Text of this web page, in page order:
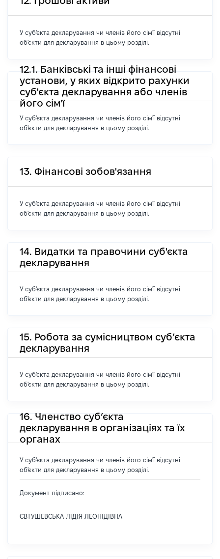
У суб'єкта декларування чи членів його сім'ї відсутні
об'єкти для декларування в цьому розділі.
12.1. Банківські та інші фінансові
установи, у яких відкрито рахунки
суб'єкта декларування або членів
його сім'ї
У суб'єкта декларування чи членів його сім'ї відсутні
об'єкти для декларування в цьому розділі.
13. Фінансові зобов'язання
У суб'єкта декларування чи членів його сім'ї відсутні
об'єкти для декларування в цьому розділі.
14. Видатки та правочини суб'єкта
декларування
У суб'єкта декларування чи членів його сім'ї відсутні
об'єкти для декларування в цьому розділі.
15. Робота за сумісництвом суб’єкта
декларування
У суб'єкта декларування чи членів його сім'ї відсутні
об'єкти для декларування в цьому розділі.
16. Членство суб’єкта
декларування в організаціях та їх
органах
У суб'єкта декларування чи членів його сім'ї відсутні
об'єкти для декларування в цьому розділі.
Документ підписано:
ЄВТУШЕВСЬКА ЛІДІЯ ЛЕОНІДІВНА